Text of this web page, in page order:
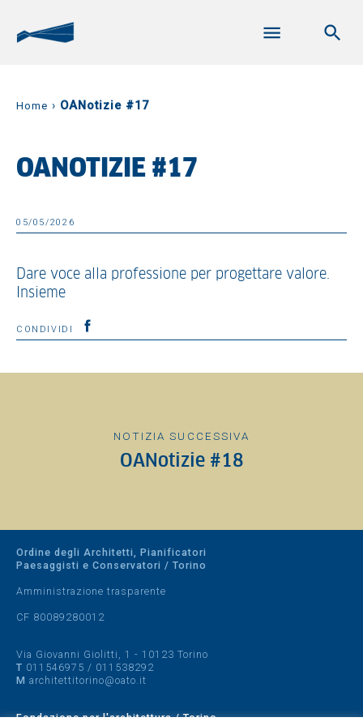
Home › OANotizie #17
OANOTIZIE #17
05/05/2026
Dare voce alla professione per progettare valore.
Insieme
CONDIVIDI
NOTIZIA SUCCESSIVA
OANotizie #18
Ordine degli Architetti, Pianificatori
Paesaggisti e Conservatori / Torino
Amministrazione trasparente
CF 80089280012
Via Giovanni Giolitti, 1 - 10123 Torino
T 011546975 / 011538292
M architettitorino@oato.it
Fondazione per l'architettura / Torino